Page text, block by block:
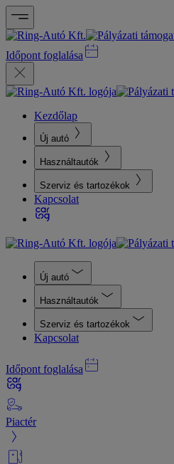
Időpont foglalása
Kezdőlap
Új autó
Használtautók
Szerviz és tartozékok
Kapcsolat
Új autó
Használtautók
Szerviz és tartozékok
Kapcsolat
Időpont foglalása
Piactér